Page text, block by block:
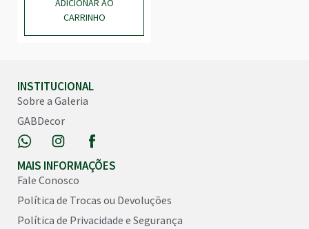
ADICIONAR AO
CARRINHO
INSTITUCIONAL
Sobre a Galeria
GABDecor
MAIS INFORMAÇÕES
Fale Conosco
Política de Trocas ou Devoluções
Política de Privacidade e Segurança